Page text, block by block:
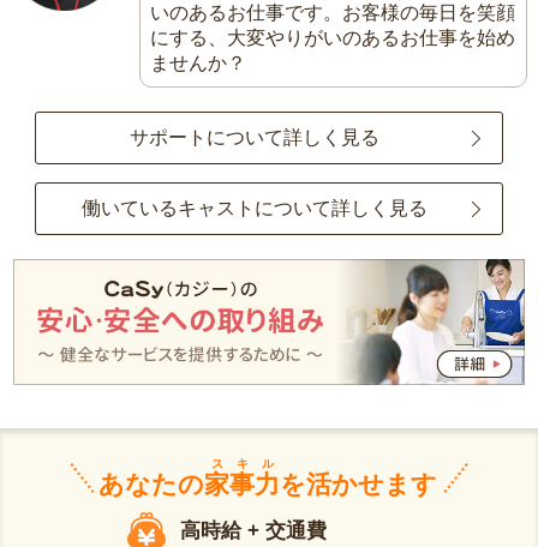
いのあるお仕事です。お客様の毎日を笑顔
にする、大変やりがいのあるお仕事を始め
ませんか？
サポートについて詳しく見る
働いているキャストについて詳しく見る
あなたの家事力
スキル
を活かせます
高時給 + 交通費